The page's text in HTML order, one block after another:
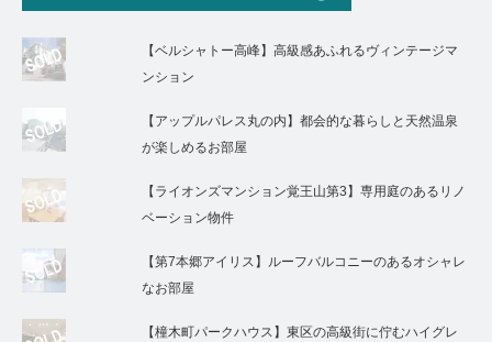
【ベルシャトー高峰】高級感あふれるヴィンテージマ
ンション
【アップルパレス丸の内】都会的な暮らしと天然温泉
が楽しめるお部屋
【ライオンズマンション覚王山第3】専用庭のあるリノ
ベーション物件
【第7本郷アイリス】ルーフバルコニーのあるオシャレ
なお部屋
【橦木町パークハウス】東区の高級街に佇むハイグレ